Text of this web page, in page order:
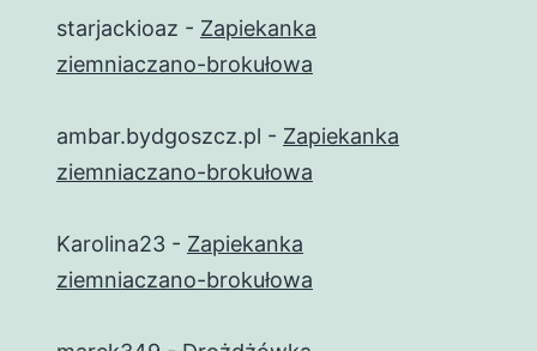
starjackioaz - Zapiekanka
ziemniaczano-brokułowa
ambar.bydgoszcz.pl - Zapiekanka
ziemniaczano-brokułowa
Karolina23 - Zapiekanka
ziemniaczano-brokułowa